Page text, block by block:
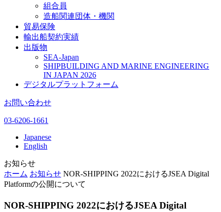
組合員
造船関連団体・機関
貿易保険
輸出船契約実績
出版物
SEA-Japan
SHIPBUILDING AND MARINE ENGINEERING
IN JAPAN 2026
デジタルプラットフォーム
お問い合わせ
03-6206-1661
Japanese
English
お知らせ
ホーム お知らせ NOR-SHIPPING 2022におけるJSEA Digital
Platformの公開について
NOR-SHIPPING 2022におけるJSEA Digital